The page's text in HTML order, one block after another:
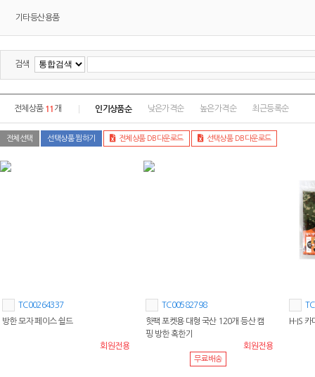
기타등산용품
검색
전체상품 11 개 인기상품순 낮은가격순 높은가격순 최근등록순
전체선택 선택상품 찜하기 전체상품 DB다운로드 선택상품 DB다운로드
TC00264337
방한 모자 페이스 쉴드
회원전용
TC00582798
핫팩 포켓용 대형 국산 120개 등산 캠
핑 방한 혹한기
회원전용
무료배송
H-IS 카